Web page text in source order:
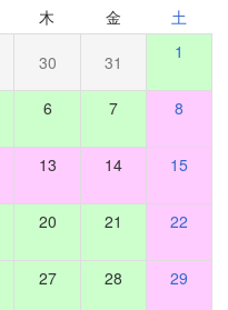
木 金 土
30 31 1
6 7 8
13 14 15
20 21 22
27 28 29